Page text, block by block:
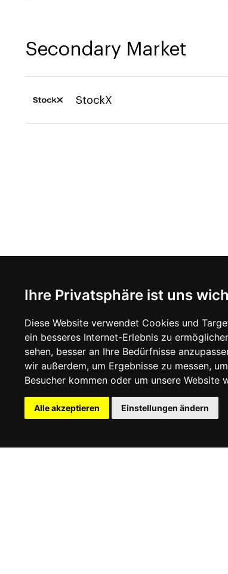
Ihre Privatsphäre ist uns
Diese Website verwendet Cookies und
ein besseres Internet-Erlebnis zu
sehen, besser an Ihre Bedürfnisse
wir außerdem, um Ergebnisse zu messen,
Besucher kommen oder um unsere Website
Alle akzeptieren Einstellungen ändern
Secondary Market
StockX